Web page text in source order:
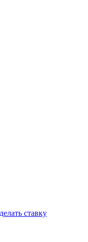
ставку